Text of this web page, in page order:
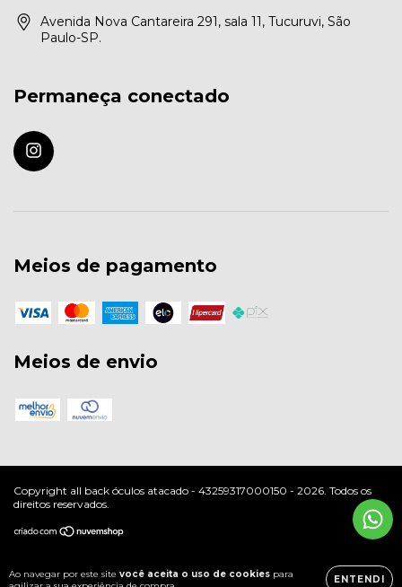
Ao navegar por este site você aceita o uso de cookies para
ENTENDI
Avenida Nova Cantareira 291, sala 11, Tucuruvi, São
Paulo-SP.
Permaneça conectado
Meios de pagamento
Meios de envio
Copyright all back óculos atacado - 43259317000150 - 2026. Todos os
direitos reservados.